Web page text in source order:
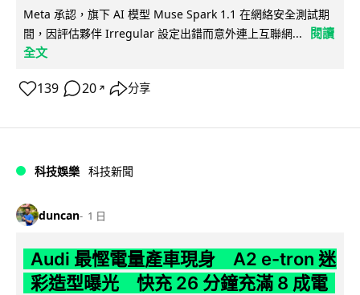
Meta 承認，旗下 AI 模型 Muse Spark 1.1 在網絡安全測試期
間，因評估夥伴 Irregular 設定出錯而意外連上互聯網...
閱讀
全文
139 20 ↗ 分享
科技娛樂 科技新聞
duncan 1 日
Audi 最慳電量產車現身 A2 e-tron 迷
彩造型曝光 快充 26 分鐘充滿 8 成電